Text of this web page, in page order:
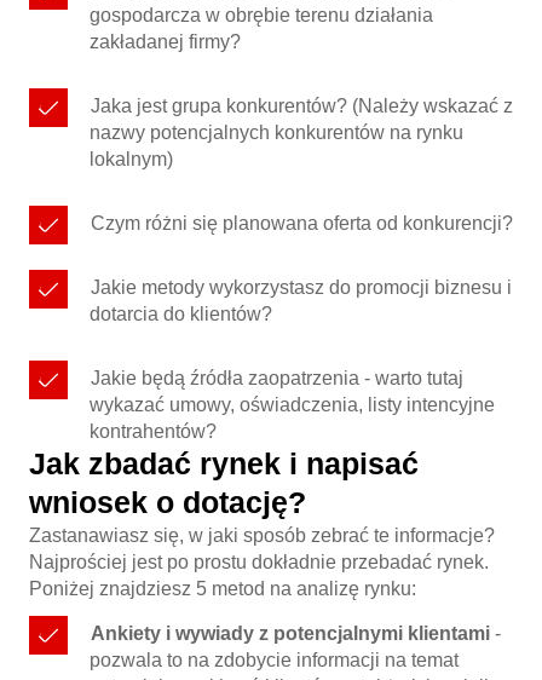
gospodarcza w obrębie terenu działania
zakładanej firmy?
Jaka jest grupa konkurentów? (Należy wskazać z
nazwy potencjalnych konkurentów na rynku
lokalnym)
Czym różni się planowana oferta od konkurencji?
Jakie metody wykorzystasz do promocji biznesu i
dotarcia do klientów?
Jakie będą źródła zaopatrzenia - warto tutaj
wykazać umowy, oświadczenia, listy intencyjne
kontrahentów?
Jak zbadać rynek i napisać
wniosek o dotację?
Zastanawiasz się, w jaki sposób zebrać te informacje?
Najprościej jest po prostu dokładnie przebadać rynek.
Poniżej znajdziesz 5 metod na analizę rynku:
Ankiety i wywiady z potencjalnymi klientami -
pozwala to na zdobycie informacji na temat